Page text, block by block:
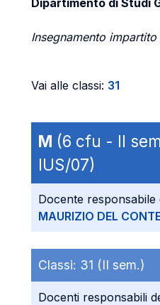
Dipartimento di Studi
Insegnamento
Vai alle classi: 31
M (6 cfu - II
IUS/07)
Docente responsabile
MAURIZIO DEL
Classi: 31 (II sem.)
Docenti responsabili